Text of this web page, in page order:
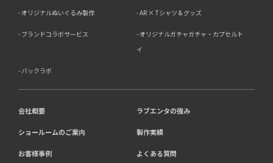
オリジナルぬいぐるみ製作 AR × Tシャツ & グッズ
ブランドコラボサービス
オリジナルガチャガチャ・カプセルト
イ
バックラボ
会社概要 ラブエンタの強み
ショールームのご案内 製作実績
お客様事例 よくある質問